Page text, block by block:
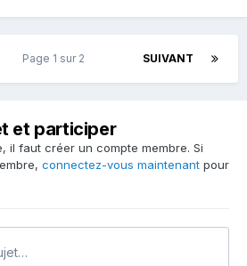
SUIVANT
Page 1 sur 2
et participer
il faut créer un compte membre. Si
connectez-vous maintenant pour